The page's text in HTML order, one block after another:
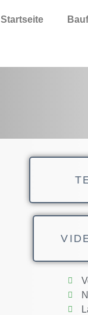
Startseite